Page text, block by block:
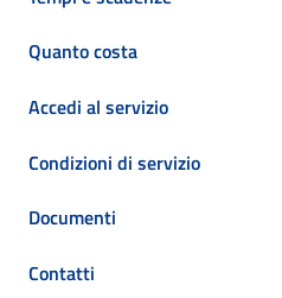
Quanto costa
Accedi al servizio
Condizioni di servizio
Documenti
Contatti